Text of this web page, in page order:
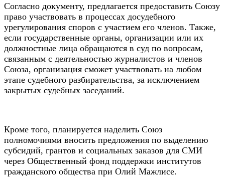
Согласно документу, предлагается предоставить Союзу
право участвовать в процессах досудебного
урегулирования споров с участием его членов. Также,
если государственные органы, организации или их
должностные лица обращаются в суд по вопросам,
связанным с деятельностью журналистов и членов
Союза, организация сможет участвовать на любом
этапе судебного разбирательства, за исключением
закрытых судебных заседаний.
Кроме того, планируется наделить Союз
полномочиями вносить предложения по выделению
субсидий, грантов и социальных заказов для СМИ
через Общественный фонд поддержки институтов
гражданского общества при Олий Мажлисе.